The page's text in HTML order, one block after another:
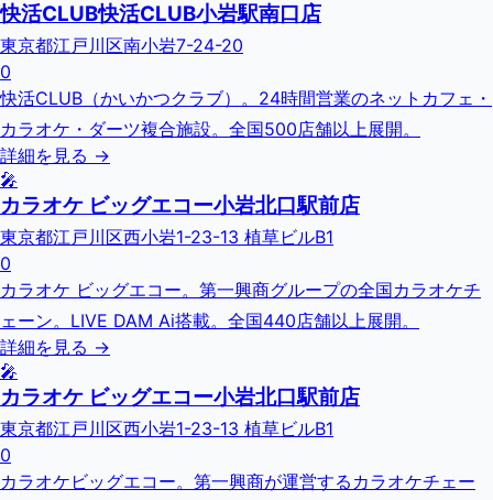
快活CLUB快活CLUB小岩駅南口店
東京都江戸川区南小岩7-24-20
0
快活CLUB（かいかつクラブ）。24時間営業のネットカフェ・
カラオケ・ダーツ複合施設。全国500店舗以上展開。
詳細を見る →
🎤
カラオケ ビッグエコー小岩北口駅前店
東京都江戸川区西小岩1-23-13 植草ビルB1
0
カラオケ ビッグエコー。第一興商グループの全国カラオケチ
ェーン。LIVE DAM Ai搭載。全国440店舗以上展開。
詳細を見る →
🎤
カラオケ ビッグエコー小岩北口駅前店
東京都江戸川区西小岩1-23-13 植草ビルB1
0
カラオケビッグエコー。第一興商が運営するカラオケチェー